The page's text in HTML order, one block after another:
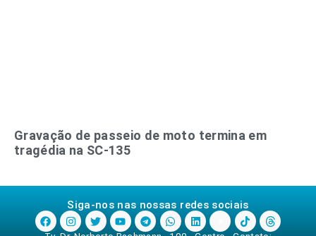
Gravação de passeio de moto termina em
tragédia na SC-135
Siga-nos nas nossas redes sociais